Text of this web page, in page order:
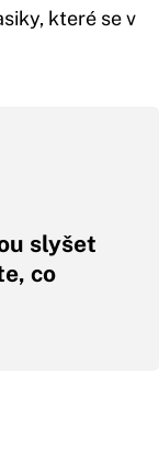
které se v
slyšet
co